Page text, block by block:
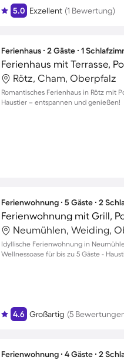
5.0 Exzellent (1 Bewertung)
Ferienhaus ∙ 2 Gäste ∙ 1
Rötz, Cham, Oberpfalz
Romantisches Ferienhaus in Rötz mit
Haustier – entspannen und genießen!
Ferienwohnung ∙ 5 Gäste ∙ 2
Neumühlen, Weiding,
Idyllische Ferienwohnung in
Wellnessoase für bis zu 5 Gäste -
4.6 Großartig (5
Ferienwohnung ∙ 4 Gäste ∙ 2